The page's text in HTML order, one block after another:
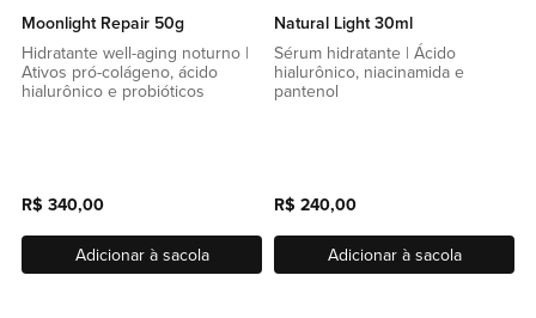
Moonlight Repair 50g
Hidratante well-aging noturno |
Ativos pró-colágeno, ácido
hialurônico e probióticos
R$ 340,00
Adicionar à sacola
Natural Light 30ml
Sérum hidratante | Ácido
hialurônico, niacinamida e
pantenol
R$ 240,00
Adicionar à sacola